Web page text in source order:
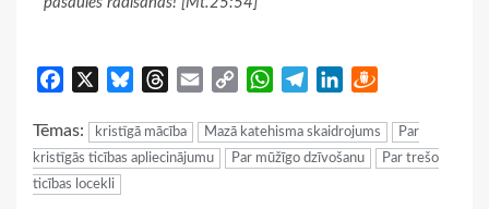
Facebook BlueskyThreads
Email
Copy
WhatsApp
TelegramLinkedIn
Tēmas: kristīgā mācība Mazā katehisma skaidrojums
Par
kristīgās ticības apliecinājumu
Par mūžīgo dzīvošanu
Par trešo
ticības locekli